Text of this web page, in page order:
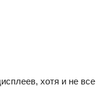
хотя и не все